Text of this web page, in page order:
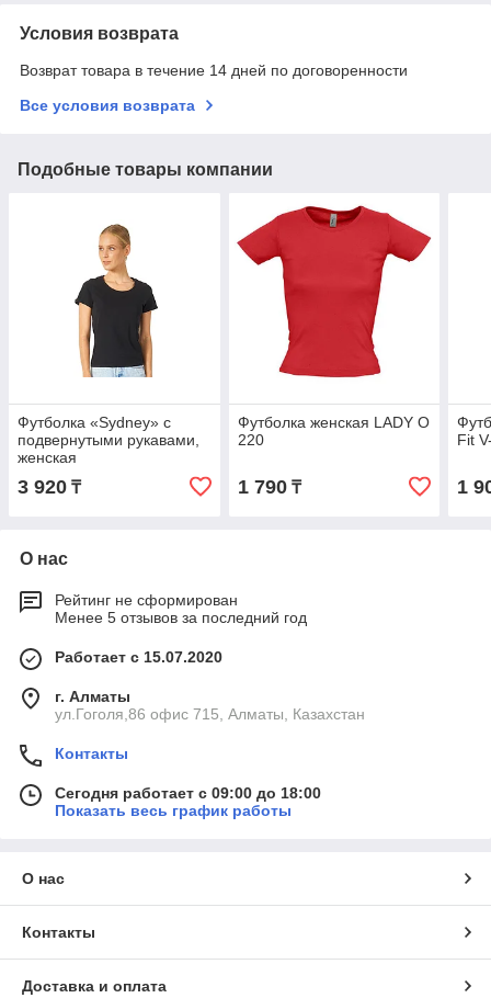
Условия возврата
Возврат товара в течение 14 дней по договоренности
Все условия возврата
Подобные товары компании
Футболка «Sydney» с
подвернутыми рукавами,
женская
3 920 ₸
Футболка женская LADY O
220
1 790₸
Fit
1
О нас
Рейтинг не сформирован
Менее 5 отзывов за последний год
Работает с 15.07.2020
г. Алматы
ул.Гоголя,86 офис 715, Алматы, Казахстан
Контакты
Сегодня работает с 09:00 до 18:00
Показать весь график работы
О нас
Контакты
Доставка и оплата